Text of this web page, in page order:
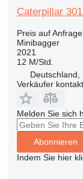
Caterpillar
Preis auf Anfrage
Minibagger
2021
12 M/Std.
Deutschland,
Verkäufer
Melden Sie sich
Abonnieren
Indem Sie hier